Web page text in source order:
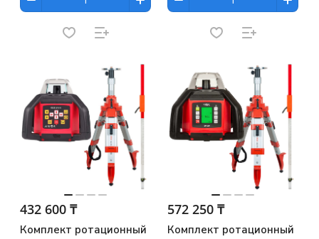
432 600 ₸
Комплект ротационный
572 250 ₸
Комплект ротационный